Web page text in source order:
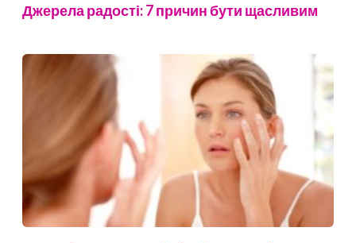
Джерела радості: 7 причин бути щасливим